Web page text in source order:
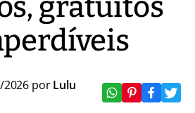
gratuitos
2026 porLulu